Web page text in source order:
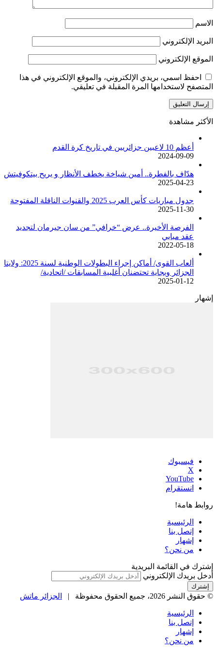
الاسم
البريد الإلكتروني
الموقع الإلكتروني
احفظ اسمي، بريدي الإلكتروني، والموقع الإلكتروني في هذا
المتصفح لاستخدامها المرة المقبلة في تعليقي.
الأكثر مشاهدة
أعظم 10 لاعبين جزائريين في تاريخ كرة القدم
2024-09-09
هدّاف بالفطرة.. أمين شياخة يخطف الأنظار و يريح بيتكوفيتش
2025-04-23
جدول مباريات كأس العرب 2025 والقنوات الناقلة المفتوحة
2025-11-30
الفرصة الأخيرة.. عرض “خرافي” من سان جيرمان لتجديد
عقد مبابي
2022-05-18
ألعاب القوى/ أماكن إجراء البطولات الوطنية لسنة 2025: ولايتا
الجزائر وبجاية تحتضنان أغلبية المسابقات /اتحادية/
2025-01-12
إشهار
فيسبوك
‫X
‫YouTube
انستقرام
روابط هامة!
الرئيسية
إتصل بنا
إشهار
من نحن؟
إشترك في القائمة البريدية
أدخل بريدك الإلكتروني
© حقوق النشر 2026، جميع الحقوق محفوظة | الجزائر ماتش
الرئيسية
إتصل بنا
إشهار
من نحن؟